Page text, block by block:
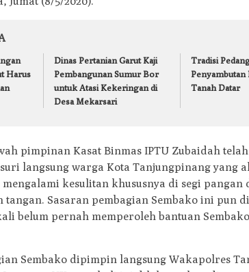
Harus
Dinas Pertanian Garut Kaji
Pembangunan Sumur Bor
untuk Atasi Kekeringan di
Desa Mekarsari
Tradisi
Tanah Datar
pimpinan Kasat Binmas IPTU Zubaidah
langsung warga Kota Tanjungpinang yang
kesulitan khususnya di segi pangan
tangan. Sasaran pembagian Sembako ini pun
belum pernah memperoleh bantuan
Sembako dipimpin langsung Wakapolres